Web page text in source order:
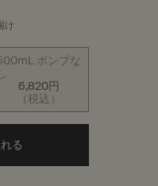
け
選択済み
商品バリエーションは
ポンプな
6,820円
（税込）
, 3/3
る